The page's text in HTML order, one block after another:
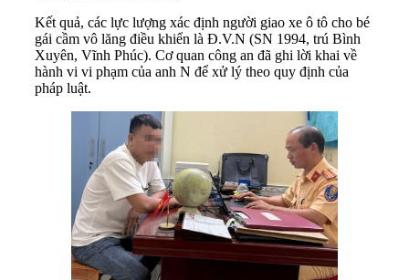
Kết quả, các lực lượng xác định người giao xe ô tô cho bé
gái cầm vô lăng điều khiển là Đ.V.N (SN 1994, trú Bình
Xuyên, Vĩnh Phúc). Cơ quan công an đã ghi lời khai về
hành vi vi phạm của anh N để xử lý theo quy định của
pháp luật.